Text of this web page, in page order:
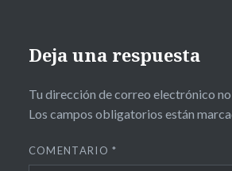
Deja una respuesta
Tu dirección de correo electrónico
Los campos obligatorios están
COMENTARIO*